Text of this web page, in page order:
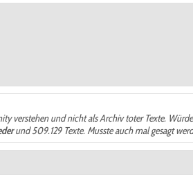
verstehen und nicht als Archiv toter Texte.
und 509.129 Texte. Musste auch mal gesagt